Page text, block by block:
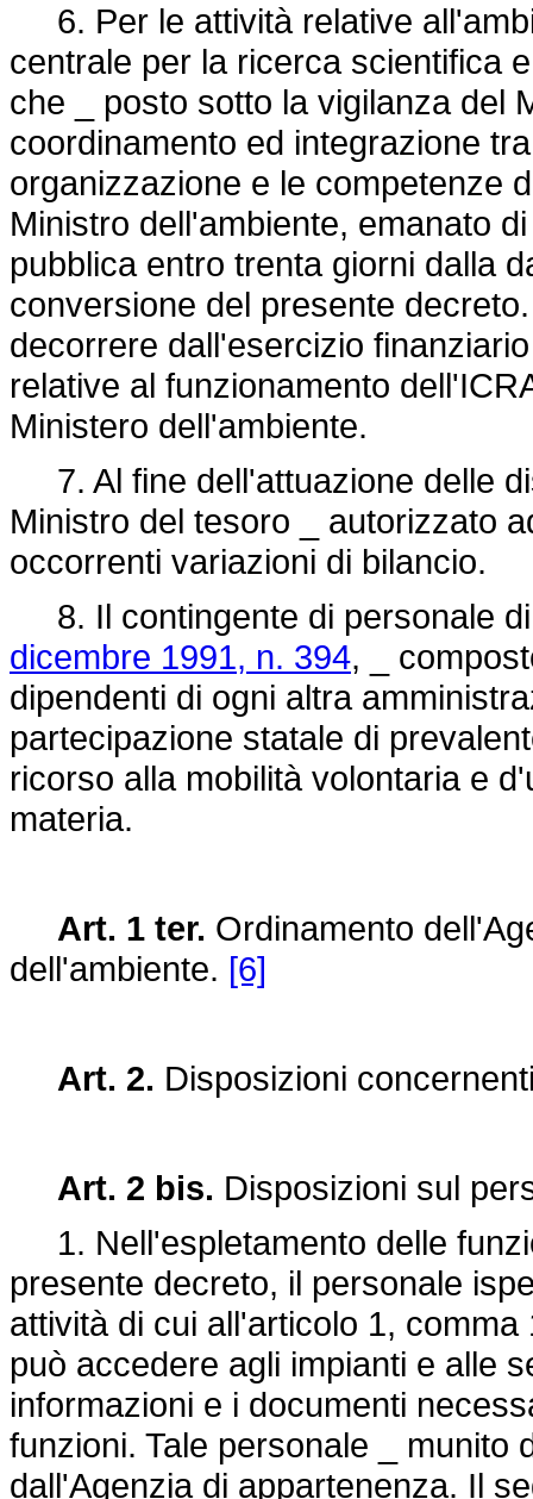
6. Per le attività relative
centrale per la ricerca scientifica
che _ posto sotto la vigilanza del
coordinamento ed integrazione
organizzazione e le competenze
Ministro dell'ambiente, emanato
pubblica entro trenta giorni dalla
conversione del presente
decorrere dall'esercizio
relative al funzionamento
Ministero dell'ambiente.
7. Al fine dell'attuazione delle
Ministro del tesoro _ autorizzato
occorrenti variazioni di bilancio.
8. Il contingente di personale
dicembre 1991, n. 394, _
dipendenti di ogni altra
partecipazione statale di
ricorso alla mobilità volontaria e
materia.
Art. 1 ter. Ordinamento
dell'ambiente. [6]
Art. 2. Disposizioni
Art. 2 bis. Disposizioni sul
1. Nell'espletamento delle
presente decreto, il personale
attività di cui all'articolo 1,
può accedere agli impianti e alle
informazioni e i documenti
funzioni. Tale personale _ munito
dall'Agenzia di appartenenza. Il